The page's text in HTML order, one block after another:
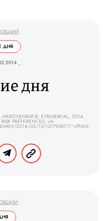
ОБЩИЙ
ДНЯ
_
дня
ET&NBSP;AL, 2014.
PREFERENCES. <A
2014/02/13/1317908111">PNAS.